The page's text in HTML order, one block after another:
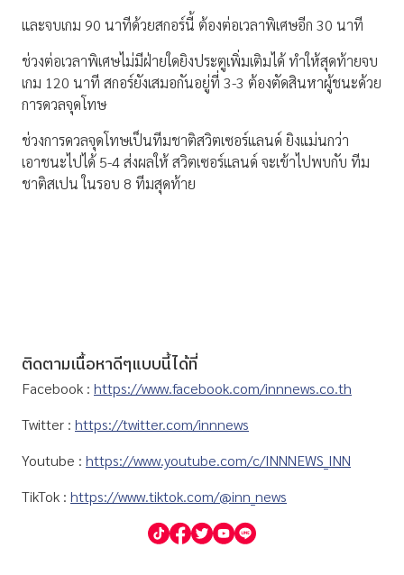
และจบเกม 90 นาทีด้วยสกอร์นี้ ต้องต่อเวลาพิเศษอีก 30 นาที
ช่วงต่อเวลาพิเศษไม่มีฝ่ายใดยิงประตูเพิ่มเติมได้ ทำให้สุดท้ายจบ
เกม 120 นาที สกอร์ยังเสมอกันอยู่ที่ 3-3 ต้องตัดสินหาผู้ชนะด้วย
การดวลจุดโทษ
ช่วงการดวลจุดโทษเป็นทีมชาติสวิตเซอร์แลนด์ ยิงแม่นกว่า
เอาชนะไปได้ 5-4 ส่งผลให้ สวิตเซอร์แลนด์ จะเข้าไปพบกับ ทีม
ชาติสเปน ในรอบ 8 ทีมสุดท้าย
ติดตามเนื้อหาดีๆแบบนี้ได้ที่
Facebook : https://www.facebook.com/innnews.co.th
Twitter : https://twitter.com/innnews
Youtube : https://www.youtube.com/c/INNNEWS_INN
TikTok : https://www.tiktok.com/@inn_news